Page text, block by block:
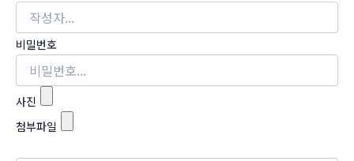
비밀번호
사진
첨부파일